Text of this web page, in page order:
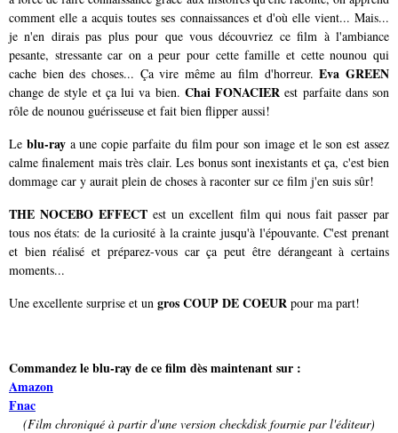
comment elle a acquis toutes ses connaissances et d'où elle vient... Mais...
je n'en dirais pas plus pour que vous découvriez ce film à l'ambiance
pesante, stressante car on a peur pour cette famille et cette nounou qui
cache bien des choses... Ça vire même au film d'horreur.Eva GREEN
change de style et ça lui va bien. Chai FONACIER est parfaite dans son
rôle de nounou guérisseuse et fait bien flipper aussi!
Le blu-raya une copie parfaite du film pour son image et le son est assez
calme finalement mais très clair. Les bonus sont inexistants et ça, c'est bien
dommage car y aurait plein de choses à raconter sur ce film j'en suis sûr!
THE NOCEBO EFFECT est un excellent film qui nous fait passer par
tous nos états: de la curiosité à la crainte jusqu'à l'épouvante. C'est prenant
et bien réalisé et préparez-vous car ça peut être dérangeant à certains
moments...
Une excellente surprise et un gros COUP DE COEUR pour ma part!
Commandez le blu-ray de ce film dès maintenant sur :
Amazon
Fnac
(Film chroniqué à partir d'une version checkdisk fournie par l'éditeur)